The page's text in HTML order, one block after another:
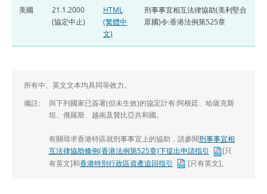
美國
21.1.2000
(協定中止)
HTML
(繁體中
文)
刑事事宜相互法律協助(美利堅合
眾國)令:香港法例第525章
所有中、英文文本均具同等效力。
備註:
與下列國家已簽署(但未生效)的協定計有:阿根廷、哈薩克斯
坦、俄羅斯、越南及贊比亞共和國。
有關尋求香港特區就刑事事宜上的協助，請參閱刑事事宜相
互法律協助條例(香港法例第525章)下提出申請指引
[只
有英文]和香港特別行政區資產追回指引 [只有英文]。